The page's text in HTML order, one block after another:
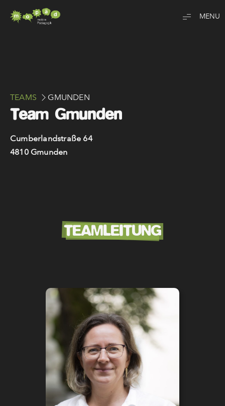
Mopäd
TEAMS GMUNDEN
Team Gmunden
Cumberlandstraße 64
4810 Gmunden
TEAMLEITUNG